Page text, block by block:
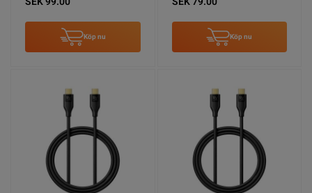
Köp nu Köp nu